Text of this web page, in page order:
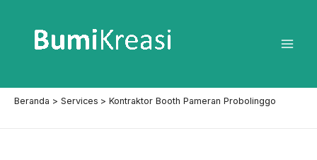
konten
Beranda Services Kontraktor Booth Pameran Probolinggo